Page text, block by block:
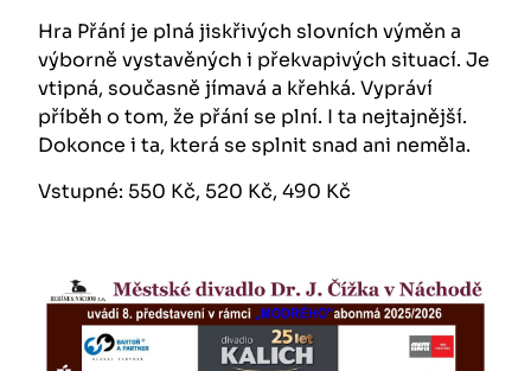
Hra Přání je plná jiskřivých slovních výměn a
výborně vystavěných i překvapivých situací. Je
vtipná, současně jímavá a křehká. Vypráví
příběh o tom, že přání se plní. I ta nejtajnější.
Dokonce i ta, která se splnit snad ani neměla.
Vstupné: 550 Kč, 520 Kč, 490 Kč